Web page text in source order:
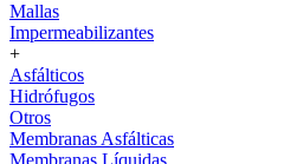
Mallas
Impermeabilizantes
+
Asfálticos
Hidrófugos
Otros
Membranas Asfálticas
Membranas Líquidas